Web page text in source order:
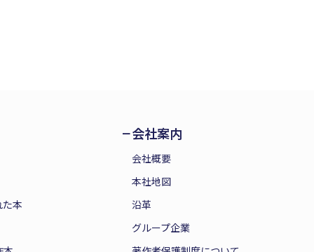
本
会社案内
会社概要
本社地図
沿革
グループ企業